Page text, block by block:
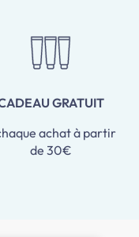
GRATUIT
achat à partir
de 30€